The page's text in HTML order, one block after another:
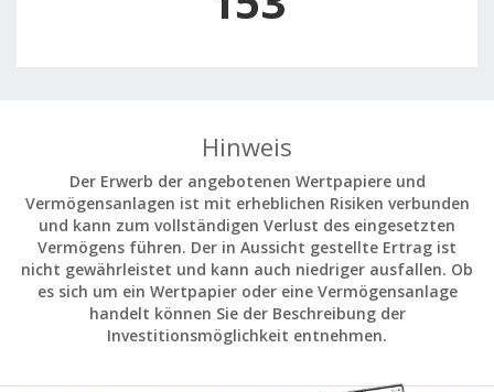
Hinweis
Der Erwerb der angebotenen Wertpapiere und
Vermögensanlagen ist mit erheblichen Risiken verbunden
und kann zum vollständigen Verlust des eingesetzten
Vermögens führen. Der in Aussicht gestellte Ertrag ist
nicht gewährleistet und kann auch niedriger ausfallen. Ob
es sich um ein Wertpapier oder eine Vermögensanlage
handelt können Sie der Beschreibung der
Investitionsmöglichkeit entnehmen.